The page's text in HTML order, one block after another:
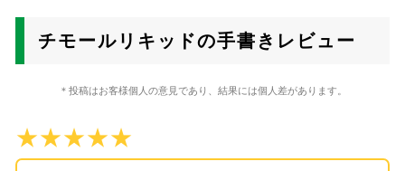
チモールリキッドの手書きレビュー
＊投稿はお客様個人の意見であり、結果には個人差があります。
★★★★★